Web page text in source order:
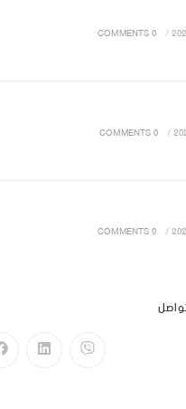
/
0 COMMENTS
/
0 COMMENTS
/
0 COMMENTS